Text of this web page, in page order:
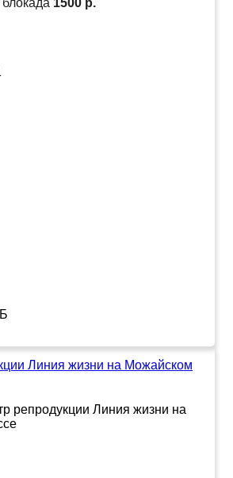
Линия жизни на Можайском